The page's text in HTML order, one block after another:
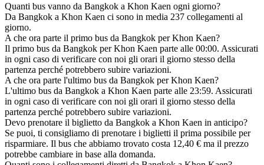
Quanti bus vanno da Bangkok a Khon Kaen ogni giorno?
Da Bangkok a Khon Kaen ci sono in media 237 collegamenti al
giorno.
A che ora parte il primo bus da Bangkok per Khon Kaen?
Il primo bus da Bangkok per Khon Kaen parte alle 00:00. Assicurati
in ogni caso di verificare con noi gli orari il giorno stesso della
partenza perché potrebbero subire variazioni.
A che ora parte l'ultimo bus da Bangkok per Khon Kaen?
L'ultimo bus da Bangkok a Khon Kaen parte alle 23:59. Assicurati
in ogni caso di verificare con noi gli orari il giorno stesso della
partenza perché potrebbero subire variazioni.
Devo prenotare il biglietto da Bangkok a Khon Kaen in anticipo?
Se puoi, ti consigliamo di prenotare i biglietti il prima possibile per
risparmiare. Il bus che abbiamo trovato costa 12,40 € ma il prezzo
potrebbe cambiare in base alla domanda.